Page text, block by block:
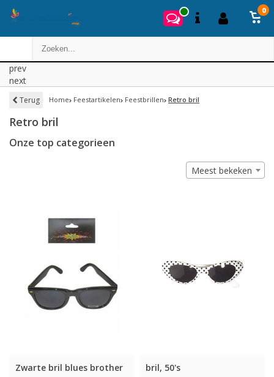
0
prev
next
Terug Home Feestartikelen Feestbrillen Retro bril
Retro bril
Onze top categorieen
Meest bekeken
Zwarte bril blues brother bril, 50's